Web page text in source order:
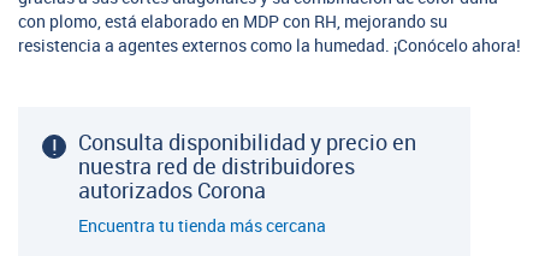
con plomo, está elaborado en MDP con RH, mejorando su
resistencia a agentes externos como la humedad. ¡Conócelo ahora!
Consulta disponibilidad y precio en
nuestra red de distribuidores
autorizados Corona
Encuentra tu tienda más cercana